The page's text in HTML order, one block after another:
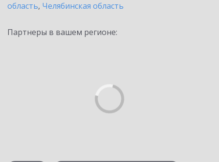
область, Челябинская область
Партнеры в вашем регионе: